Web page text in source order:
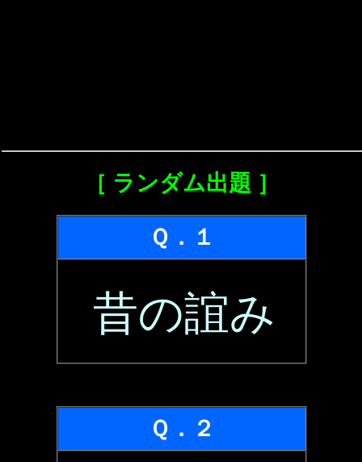
［ ランダム出題 ］
Ｑ．１
昔の誼み
Ｑ．２